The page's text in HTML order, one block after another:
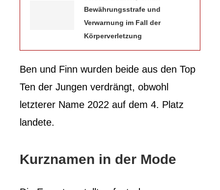
Bewährungsstrafe und
Verwarnung im Fall der
Körperverletzung
Ben und Finn wurden beide aus den Top
Ten der Jungen verdrängt, obwohl
letzterer Name 2022 auf dem 4. Platz
landete.
Kurznamen in der Mode